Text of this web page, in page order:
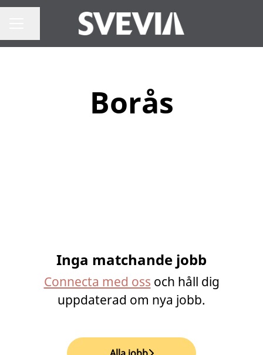
Borås
Inga matchande jobb
Connecta med oss och håll dig
uppdaterad om nya jobb.